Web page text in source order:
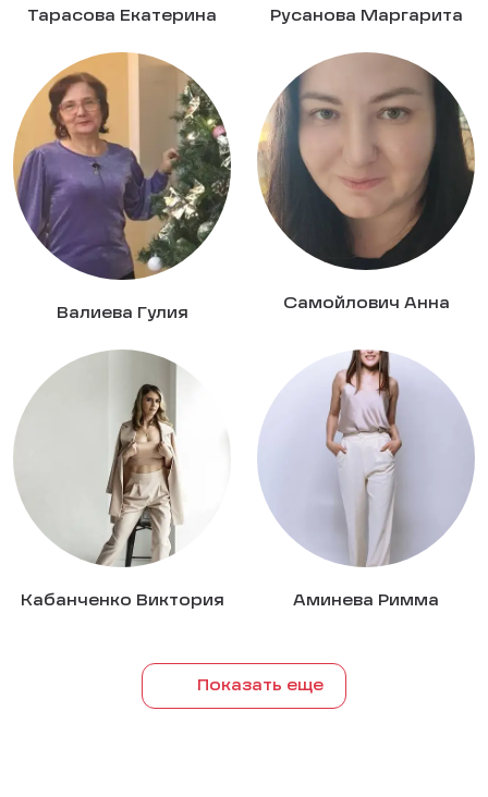
Тарасова Екатерина Русанова Маргарита
Валиева Гулия
Самойлович Анна
Кабанченко Виктория Аминева Римма
Показать еще